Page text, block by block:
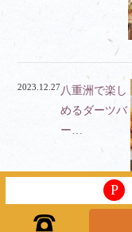
2023.12.27八重洲で楽し
めるダーツバ
ー…
2023.12.20
P